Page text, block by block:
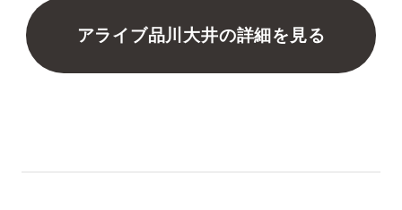
アライブ品川大井の詳細を見る